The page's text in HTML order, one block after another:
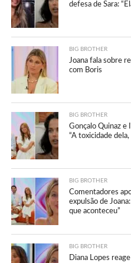
defesa de Sara:
BIG BROTHER
Joana fala sobre
com Boris
BIG BROTHER
Gonçalo Quinaz e
“A toxicidade
BIG BROTHER
Comentadores
expulsão de
que aconteceu”
BIG BROTHER
Diana Lopes